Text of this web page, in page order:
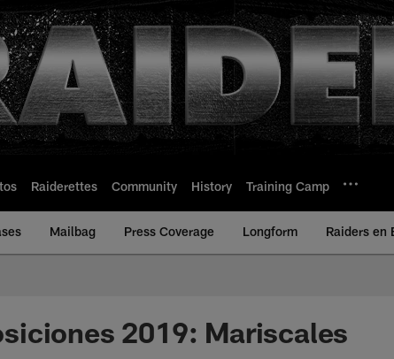
Raiderettes Community History Training Camp
Mailbag Press Coverage Longform Raiders en
2019: Mariscales